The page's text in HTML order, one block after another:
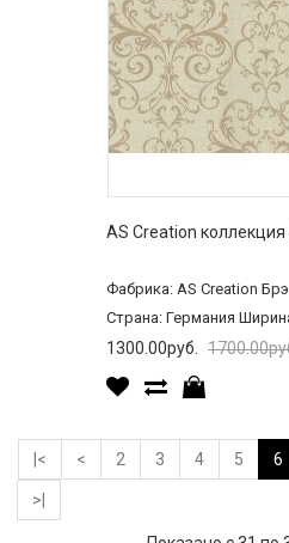
AS Creation
Фабрика: AS Creation
Страна: Германия
1300.00руб.
|< < 2 3 4 5 6
>|